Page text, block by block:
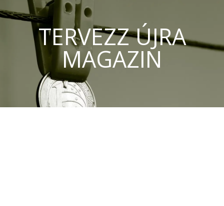
TERVEZZ ÚJRA
MAGAZIN